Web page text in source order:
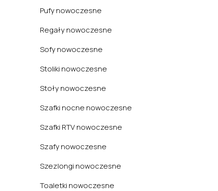
Pufy nowoczesne
Regały nowoczesne
Sofy nowoczesne
Stoliki nowoczesne
Stoły nowoczesne
Szafki nocne nowoczesne
Szafki RTV nowoczesne
Szafy nowoczesne
Szezlongi nowoczesne
Toaletki nowoczesne